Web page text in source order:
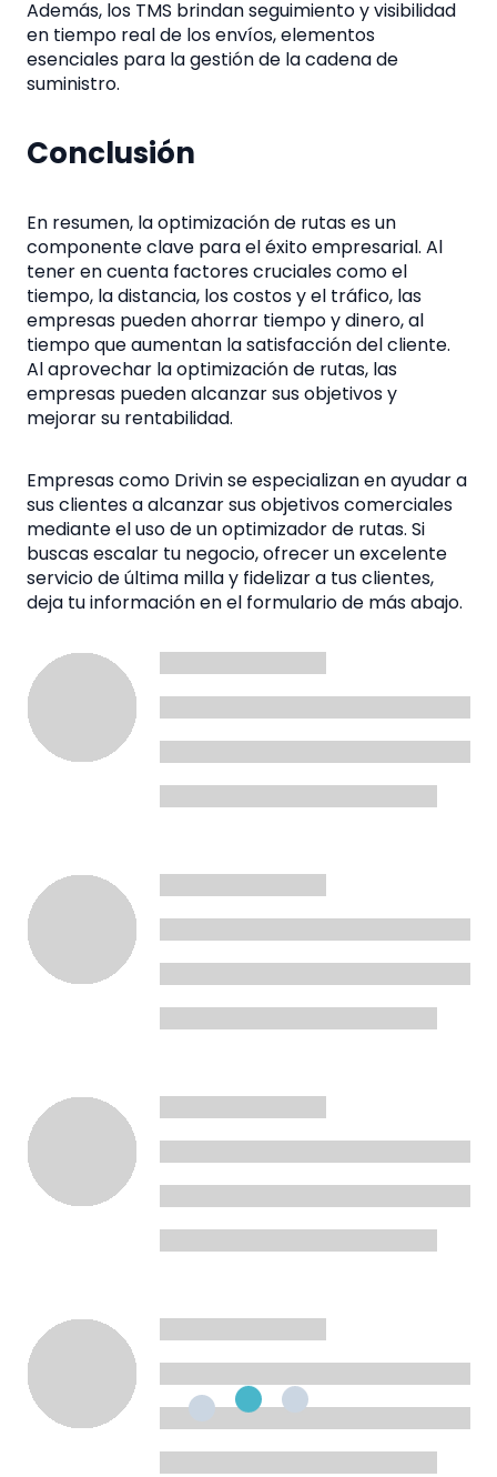
Además, los TMS brindan seguimiento y visibilidad
en tiempo real de los envíos, elementos
esenciales para la gestión de la cadena de
suministro.
Conclusión
En resumen, la optimización de rutas es un
componente clave para el éxito empresarial. Al
tener en cuenta factores cruciales como el
tiempo, la distancia, los costos y el tráfico, las
empresas pueden ahorrar tiempo y dinero, al
tiempo que aumentan la satisfacción del cliente.
Al aprovechar la optimización de rutas, las
empresas pueden alcanzar sus objetivos y
mejorar su rentabilidad.
Empresas como Drivin se especializan en ayudar a
sus clientes a alcanzar sus objetivos comerciales
mediante el uso de un optimizador de rutas. Si
buscas escalar tu negocio, ofrecer un excelente
servicio de última milla y fidelizar a tus clientes,
deja tu información en el formulario de más abajo.